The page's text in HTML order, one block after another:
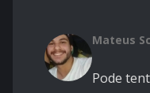
Mateus
Pode